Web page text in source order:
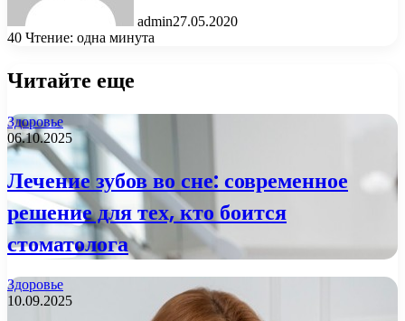
admin27.05.2020
40 Чтение: одна минута
Читайте еще
Здоровье
06.10.2025
Лечение зубов во сне: современное
решение для тех, кто боится
стоматолога
Здоровье
10.09.2025